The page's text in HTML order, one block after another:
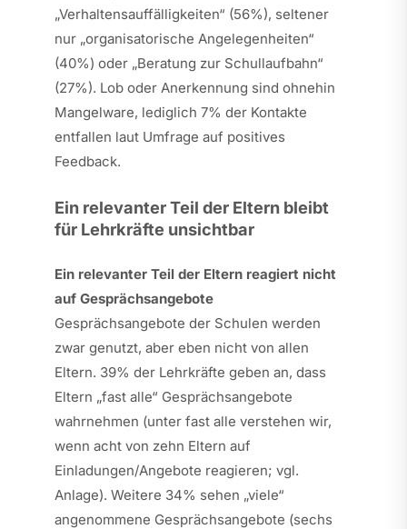
„Verhaltensauffälligkeiten“ (56%), seltener
nur „organisatorische Angelegenheiten“
(40%) oder „Beratung zur Schullaufbahn“
(27%). Lob oder Anerkennung sind ohnehin
Mangelware, lediglich 7% der Kontakte
entfallen laut Umfrage auf positives
Feedback.
Ein relevanter Teil der Eltern bleibt
für Lehrkräfte unsichtbar
Ein relevanter Teil der Eltern reagiert nicht
auf Gesprächsangebote
Gesprächsangebote der Schulen werden
zwar genutzt, aber eben nicht von allen
Eltern. 39% der Lehrkräfte geben an, dass
Eltern „fast alle“ Gesprächsangebote
wahrnehmen (unter fast alle verstehen wir,
wenn acht von zehn Eltern auf
Einladungen/Angebote reagieren; vgl.
Anlage). Weitere 34% sehen „viele“
angenommene Gesprächsangebote (sechs